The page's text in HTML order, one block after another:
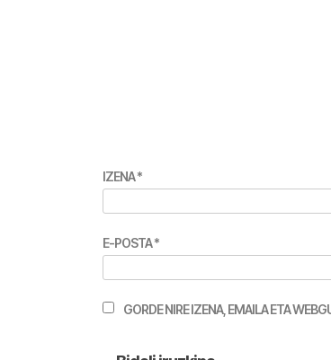
IZENA*
E-POSTA*
GORDE NIRE IZENA, EMAILA ETA